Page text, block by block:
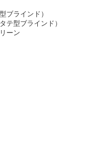
ブラインド）
テ型ブラインド）
ーン